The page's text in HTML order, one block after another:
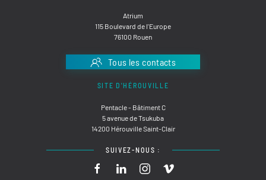
Atrium
115 Boulevard de l'Europe
76100 Rouen
Tous les contacts
SITE D'HÉROUVILLE
Pentacle - Bâtiment C
5 avenue de Tsukuba
14200 Hérouville Saint-Clair
SUIVEZ-NOUS :